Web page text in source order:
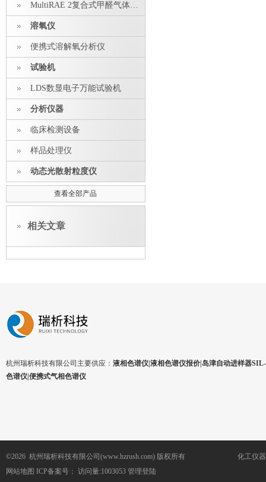
MultiRAE 2复合式甲醛气体探测器
溶氧仪
便携式溶解氧分析仪
试验机
LDS数显电子万能试验机
分析仪器
临床检测设备
样品处理仪
动态光散射粒度仪
查看全部产品
相关文章
杭州瑞析科技有限公司主要供应： 液相色谱仪|液相色谱仪报价|岛津自动进样器
色谱仪|便携式气相色谱仪
©2026 杭州瑞析科技有限公司(www.hzrush.com) 版权所有
网站地图 ICP备案号： 访问量:1003053 管理登陆
化工仪